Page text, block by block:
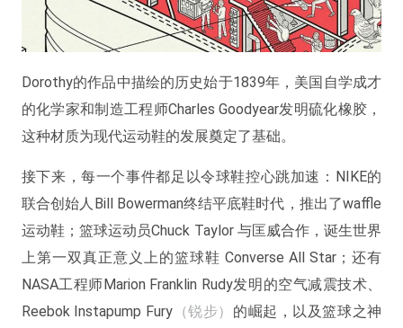
Dorothy的作品中描绘的历史始于1839年，美国自学成才
的化学家和制造工程师Charles Goodyear发明硫化橡胶，
这种材质为现代运动鞋的发展奠定了基础。
接下来，每一个事件都足以令球鞋控心跳加速：NIKE的
联合创始人Bill Bowerman终结平底鞋时代，推出了waffle
运动鞋；篮球运动员Chuck Taylor 与匡威合作，诞生世界
上第一双真正意义上的篮球鞋 Converse All Star；还有
NASA工程师Marion Franklin Rudy发明的空气减震技术、
Reebok Instapump Fury （锐步） 的崛起，以及篮球之神